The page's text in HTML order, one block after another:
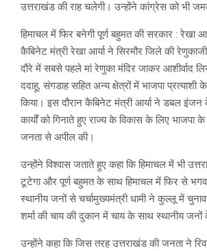
उत्तराखंड की राह चलेगी। उन्होंने कांग्रेस को भी
हिमाचल में फिर बनेगी पूर्ण बहुमत की सरकार : रेखा
कैबिनेट मंत्री रेखा आर्या ने सिरमौर जिले की
दौरे में सबसे पहले मां रेणुका मंदिर जाकर आशीर्वाद
ददाहू, संगडाह सहित अन्य क्षेत्रों में भाजपा प्रत्याशी
किया। इस दौरान कैबिनेट मंत्री आर्या ने डबल इंजन
कार्यों को गिनाते हुए राज्य के विकास के लिए भाजपा
जनता से अपील की।
उन्होंने विश्वास जताते हुए कहा कि हिमाचल में भी
टूटेगा और पूर्ण बहुमत के साथ हिमाचल में फिर से
स्थानीय जनों से चर्चामुख्यमंत्री धामी ने कुल्लू में
शर्मा की चाय की दुकान में चाय के साथ स्थानीय जनों
उन्होंने कहा कि जिस तरह उत्तराखंड की जनता ने